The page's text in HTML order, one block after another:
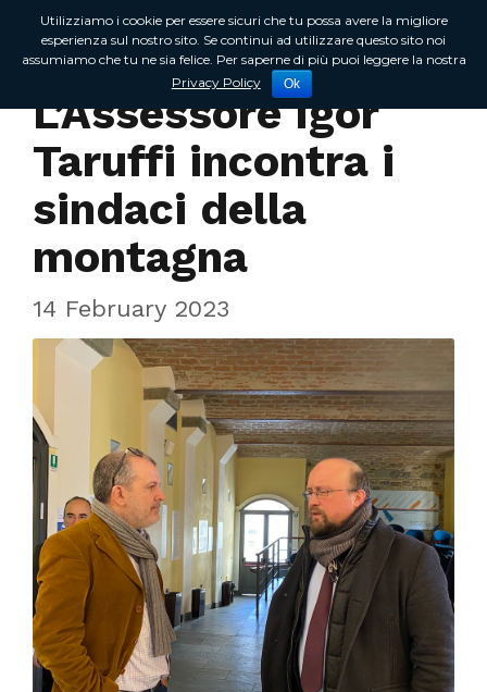
Incontri sul territorio
L’Assessore Igor
Taruffi incontra i
sindaci della
montagna
14 February 2023
Utilizziamo i cookie per essere sicuri che tu possa avere la migliore
esperienza sul nostro sito. Se continui ad utilizzare questo sito noi
assumiamo che tu ne sia felice. Per saperne di più puoi leggere la nostra
Privacy Policy
Ok